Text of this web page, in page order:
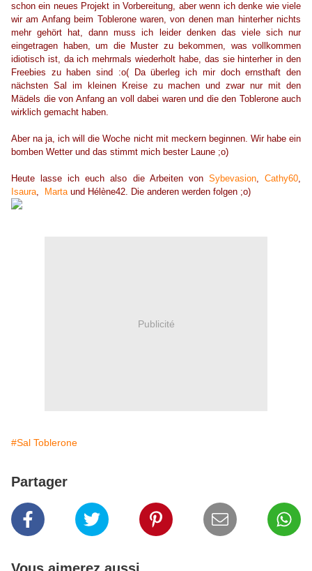
schon ein neues Projekt in Vorbereitung, aber wenn ich denke wie viele
wir am Anfang beim Toblerone waren, von denen man hinterher nichts
mehr gehört hat, dann muss ich leider denken das viele sich nur
eingetragen haben, um die Muster zu bekommen, was vollkommen
idiotisch ist, da ich mehrmals wiederholt habe, das sie hinterher in den
Freebies zu haben sind :o( Da überleg ich mir doch ernsthaft den
nächsten Sal im kleinen Kreise zu machen und zwar nur mit den
Mädels die von Anfang an voll dabei waren und die den Toblerone auch
wirklich gemacht haben.
Aber na ja, ich will die Woche nicht mit meckern beginnen. Wir habe ein
bomben Wetter und das stimmt mich bester Laune ;o)
Heute lasse ich euch also die Arbeiten von Sybevasion,Cathy60,
Isaura, Martaund Hélène42. Die anderen werden folgen ;o)
Publicité
#Sal Toblerone
Partager